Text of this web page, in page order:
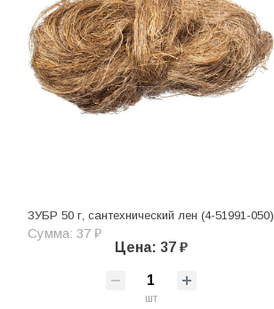
ЗУБР 50 г, сантехнический лен (4-51991-050)
Сумма: 37 ₽
Цена: 37 ₽
шт